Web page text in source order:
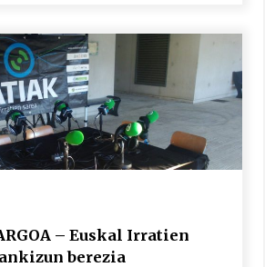
2021/11/11
sareko IX. topaketak!
2021/10/13
2021/10/04– Euskal Irratien
berezia